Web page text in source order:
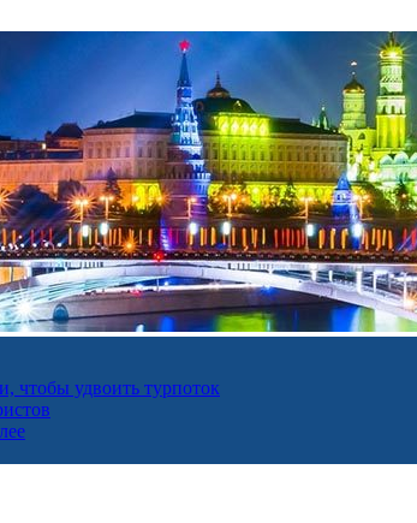
чтобы удвоить турпоток